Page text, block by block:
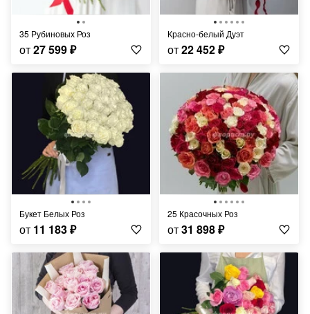
35 Рубиновых Роз
от27 599₽
Красно-белый Дуэт
от22 452₽
Букет Белых Роз
от 11 183₽
25 Красочных Роз
от31 898₽